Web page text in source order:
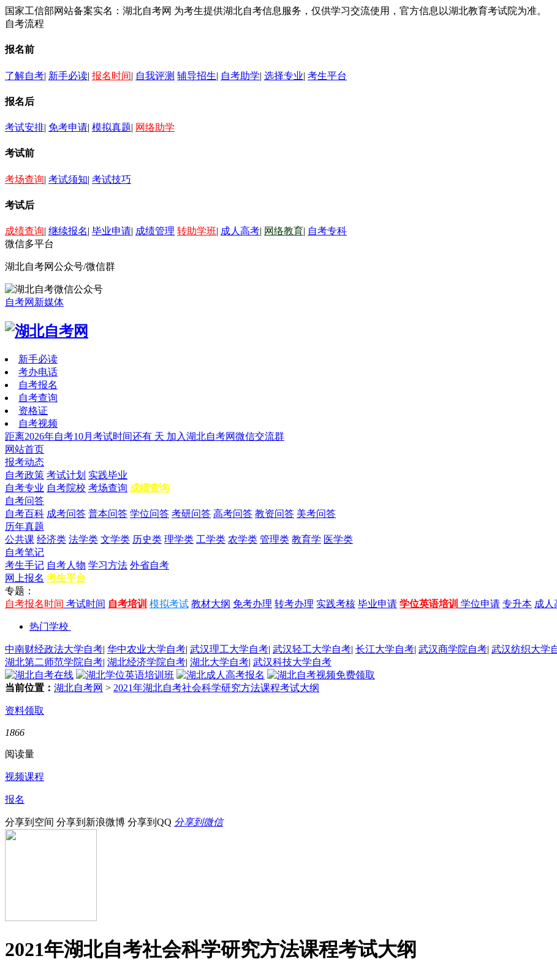
国家工信部网站备案实名：湖北自考网 为考生提供湖北自考信息服务，仅供学习交流使用，官方信息以湖北教育考试院为准。
自考流程
报名前
了解自考| 新手必读| 报名时间| 自我评测 辅导招生| 自考助学| 选择专业| 考生平台
报名后
考试安排| 免考申请| 模拟真题| 网络助学
考试前
考场查询| 考试须知| 考试技巧
考试后
成绩查询| 继续报名| 毕业申请| 成绩管理 转助学班| 成人高考| 网络教育| 自考专科
微信多平台
湖北自考网公众号/微信群
自考网新媒体
新手必读
考办电话
自考报名
自考查询
资格证
自考视频
距离2026年自考10月考试时间还有 天 加入湖北自考网微信交流群
网站首页
报考动态
自考政策 考试计划 实践毕业
自考专业 自考院校 考场查询 成绩查询
自考问答
自考百科 成考问答 普本问答 学位问答 考研问答 高考问答 教资问答 美考问答
历年真题
公共课 经济类 法学类 文学类 历史类 理学类 工学类 农学类 管理类 教育学 医学类
自考笔记
考生手记 自考人物 学习方法 外省自考
网上报名 考生平台
专题：
自考报名时间 考试时间 自考培训 模拟考试 教材大纲 免考办理 转考办理 实践考核 毕业申请 学位英语培训 学位申请 专升本 成人
热门学校
中南财经政法大学自考| 华中农业大学自考| 武汉理工大学自考| 武汉轻工大学自考| 长江大学自考| 武汉商学院自考| 武汉纺织大学
湖北第二师范学院自考| 湖北经济学院自考| 湖北大学自考| 武汉科技大学自考
当前位置： 湖北自考网 > 2021年湖北自考社会科学研究方法课程考试大纲
资料领取
1866
阅读量
视频课程
报名
分享到空间 分享到新浪微博 分享到QQ 分享到微信
2021年湖北自考社会科学研究方法课程考试大纲